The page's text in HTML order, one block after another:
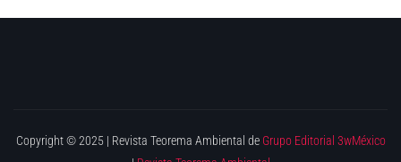
Copyright © 2025 | Revista Teorema Ambiental de Grupo Editorial 3wMéxico